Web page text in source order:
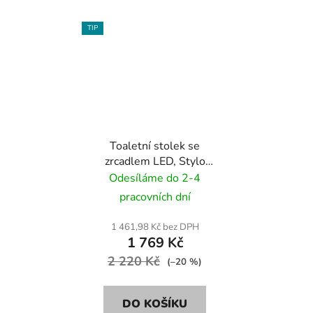
TIP
Toaletní stolek se
zrcadlem LED, Stylo
SCANDI SD-2974 - bílý
/ světlý buk
Odesíláme do 2-4
pracovních dní
1 461,98 Kč bez DPH
1 769 Kč
2 220 Kč (–20 %)
DO KOŠÍKU